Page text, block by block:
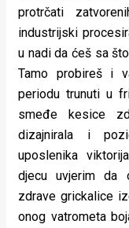
protrčati
industrijski
u nadi da ćeš sa
Tamo probireš i
periodu trunuti u
smeđe kesice
dizajnirala i
uposlenika
djecu uvjerim da
zdrave grickalice
onog vatrometa